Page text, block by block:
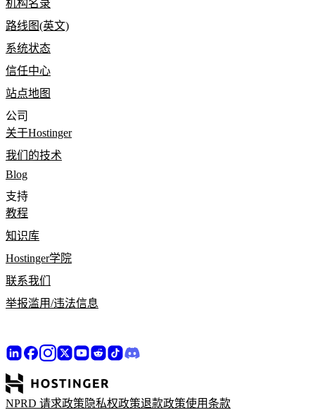
机构名录
路线图(英文)
系统状态
信任中心
站点地图
公司
关于Hostinger
我们的技术
Blog
支持
教程
知识库
Hostinger学院
联系我们
举报滥用/违法信息
NPRD 请求政策 隐私权政策退款政策使用条款